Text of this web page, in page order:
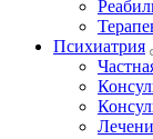
Психиатрия